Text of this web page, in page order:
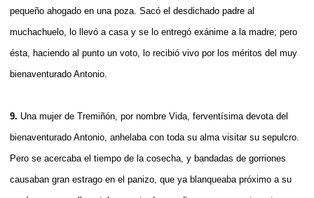
pequeño ahogado en una poza. Sacó el desdichado padre al
muchachuelo, lo llevó a casa y se lo entregó exánime a la madre; pero
ésta, haciendo al punto un voto, lo recibió vivo por los méritos del muy
bienaventurado Antonio.
9. Una mujer de Tremiñón, por nombre Vida, ferventísima devota del
bienaventurado Antonio, anhelaba con toda su alma visitar su sepulcro.
Pero se acercaba el tiempo de la cosecha, y bandadas de gorriones
causaban gran estrago en el panizo, que ya blanqueaba próximo a su